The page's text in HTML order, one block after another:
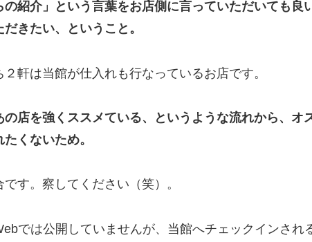
の紹介」という言葉をお店側に言っていただいても良
きたい、ということ。
軒は当館が仕入れも行なっているお店です。
の店を強くススメている、というような流れから、オ
くないため。
す。察してください（笑）。
では公開していませんが、当館へチェックインされ